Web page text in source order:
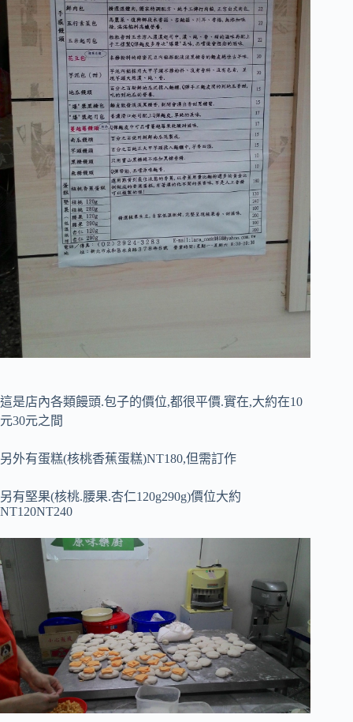
這是店內各類饅頭.包子的價位,都很平價.實在,大約在10
元30元之間
另外有蛋糕(核桃香蕉蛋糕)NT180,但需訂作
另有堅果(核桃.腰果.杏仁120g290g)價位大約
NT120NT240